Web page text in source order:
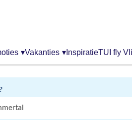
▾Vakanties ▾ InspiratieTUI fly